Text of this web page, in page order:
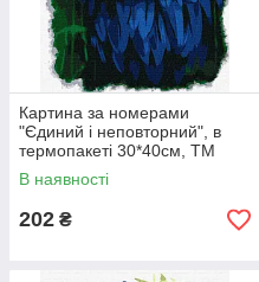
Картина за номерами
"Єдиний і неповторний", в
термопакеті 30*40см, ТМ
Ідейка, Україна
В наявності
202 ₴